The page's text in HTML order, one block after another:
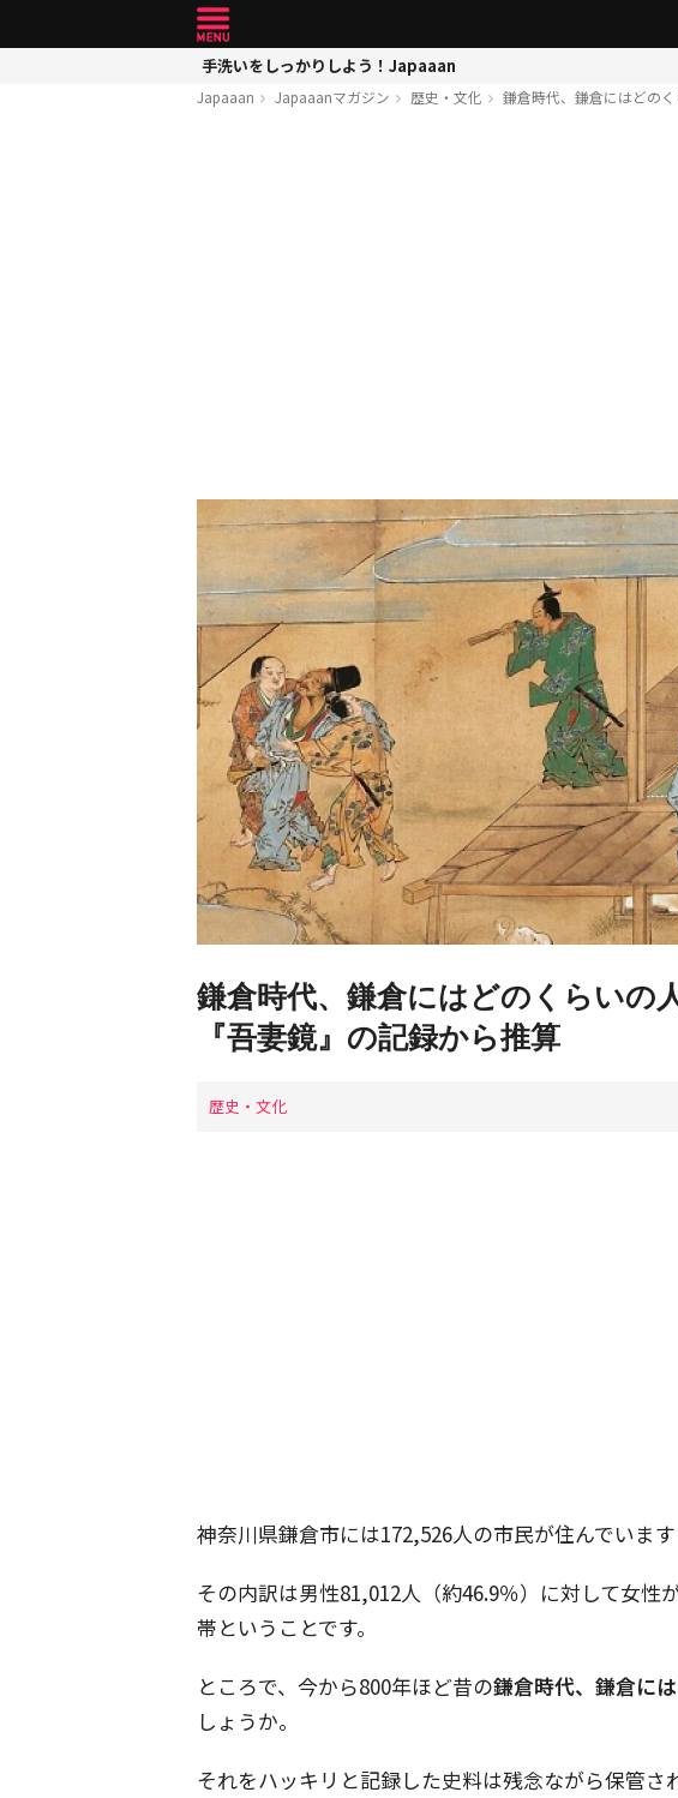
手洗いをしっかりしよう！Japaaan
Japaaan Japaaanマガジン 歴史・文化 鎌倉時代、鎌倉にはどの
鎌倉時代、鎌倉にはどのくらいの
『吾妻鏡』の記録から推算
歴史・文化
神奈川県鎌倉市には172,526人の市民が住んでいま
その内訳は男性81,012人（約46.9％）に対して女性
帯ということです。
ところで、今から800年ほど昔の鎌倉時代、鎌倉に
しょうか。
それをハッキリと記録した史料は残念ながら保管さ